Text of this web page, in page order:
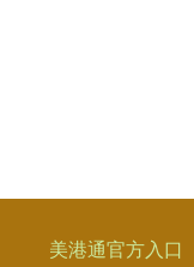
美港通官方入口